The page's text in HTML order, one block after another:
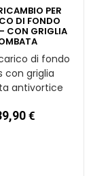
PER
DI FONDO
CON GRIGLIA
di fondo
con griglia
antivortice
€